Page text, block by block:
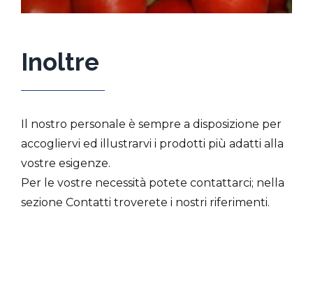
Inoltre
Il nostro personale è sempre a disposizione per
accogliervi ed illustrarvi i prodotti più adatti alla
vostre esigenze.
Per le vostre necessità potete contattarci; nella
sezione Contatti troverete i nostri riferimenti.